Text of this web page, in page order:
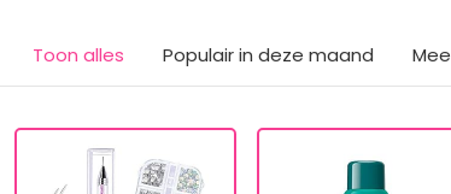
Toon alles Populair in deze maand